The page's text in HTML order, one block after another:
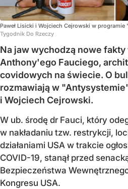
Paweł Lisicki i Wojciech Cejrowski w
Tygodnik Do Rzeczy
Na jaw wychodzą nowe fakty
Anthony'ego Fauciego,
covidowych na świecie. O
rozmawiają w
i Wojciech Cejrowski.
W ub. środę dr Fauci, który
w nakładaniu tzw. restrykcji,
działaniami USA w trakcie
COVID-19, stanął przed
Bezpieczeństwa
Kongresu USA.